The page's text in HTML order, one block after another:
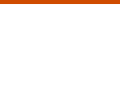
des